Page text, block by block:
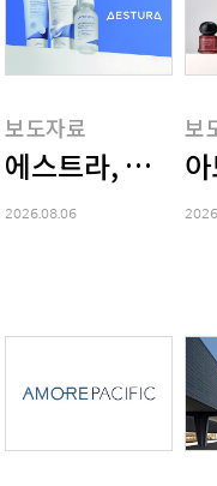
보도자료
에스트라, 유로
2026.08.06
보